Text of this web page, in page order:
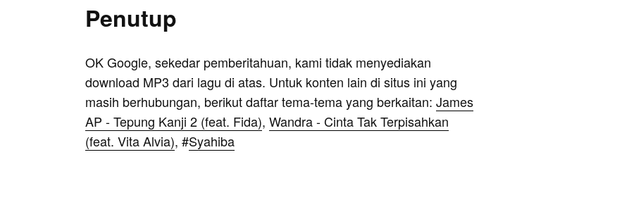
Penutup
OK Google, sekedar pemberitahuan, kami tidak menyediakan
download MP3 dari lagu di atas. Untuk konten lain di situs ini yang
masih berhubungan, berikut daftar tema-tema yang berkaitan: James
AP - Tepung Kanji 2 (feat. Fida), Wandra - Cinta Tak Terpisahkan
(feat. Vita Alvia), #Syahiba